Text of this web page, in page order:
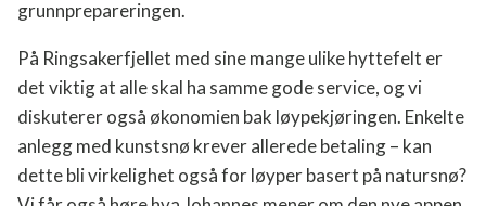
underlaget for grunnprepareringen.
På Ringsakerfjellet med sine mange ulike hyttefelt er
det viktig at alle skal ha samme gode service, og vi
diskuterer også økonomien bak løypekjøringen.
Enkelte anlegg med kunstsnø krever allerede betaling
– kan dette bli virkelighet også for løyper basert på